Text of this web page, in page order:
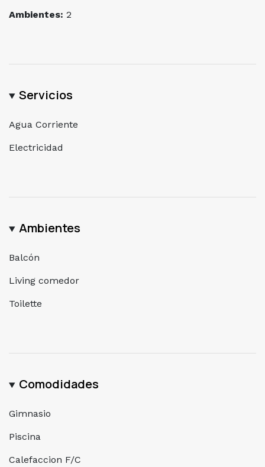
que este lugar tiene para ofrecer!
Ambientes: 2
Servicios
Agua Corriente
Electricidad
Ambientes
Balcón
Living comedor
Toilette
Comodidades
Gimnasio
Piscina
Calefaccion F/C